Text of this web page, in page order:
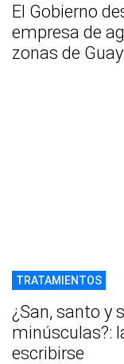
El Gobierno
empresa de
zonas de
TRATAMIENTOS
¿San, santo y
minúsculas?:
escribirse